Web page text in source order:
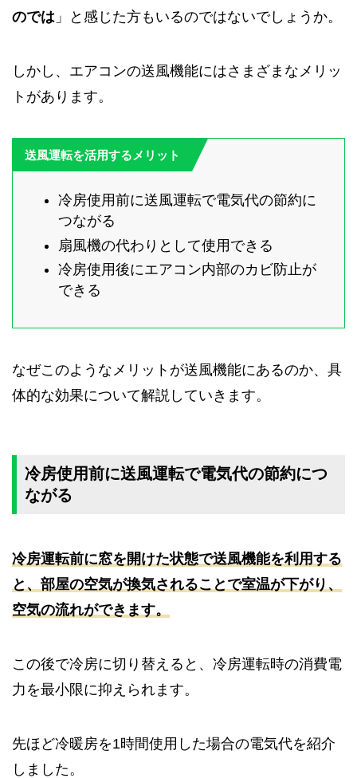
のでは 」と感じた方もいるのではないでしょうか。
しかし、エアコンの送風機能にはさまざまなメリッ
トがあります。
送風運転を活用するメリット
冷房使用前に送風運転で電気代の節約に
つながる
扇風機の代わりとして使用できる
冷房使用後にエアコン内部のカビ防止が
できる
なぜこのようなメリットが送風機能にあるのか、具
体的な効果について解説していきます。
冷房使用前に送風運転で電気代の節約につ
ながる
冷房運転前に窓を開けた状態で送風機能を利用する
と、部屋の空気が換気されることで室温が下がり、
空気の流れができます。
この後で冷房に切り替えると、冷房運転時の消費電
力を最小限に抑えられます。
先ほど冷暖房を1時間使用した場合の電気代を紹介
しました。